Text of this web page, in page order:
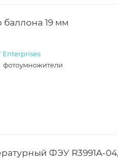
19 мм
Enterprises
фотоумножители
ФЭУ R3991A-04,